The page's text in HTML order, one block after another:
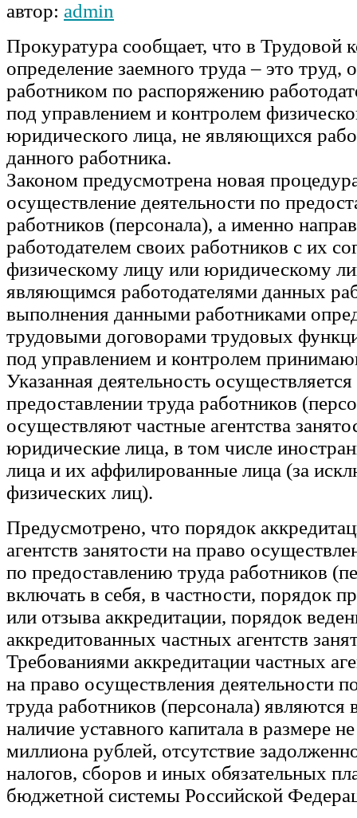
автор: admin
Прокуратура сообщает, что в Трудовой
определение заемного труда – это
работником по распоряжению
под управлением и контролем
юридического лица, не являющихся
данного работника.
Законом предусмотрена новая
осуществление деятельности по
работников (персонала), а именно
работодателем своих работников с их
физическому лицу или юридическому
являющимся работодателями данных
выполнения данными работниками
трудовыми договорами трудовых
под управлением и контролем
Указанная деятельность
предоставлении труда работников
осуществляют частные агентства
юридические лица, в том числе
лица и их аффилированные лица (за
физических лиц).
Предусмотрено, что порядок
агентств занятости на право
по предоставлению труда работников
включать в себя, в частности, порядок
или отзыва аккредитации, порядок
аккредитованных частных агентств
Требованиями аккредитации частных
на право осуществления деятельности
труда работников (персонала) являются
наличие уставного капитала в размере
миллиона рублей, отсутствие
налогов, сборов и иных обязательных
бюджетной системы Российской